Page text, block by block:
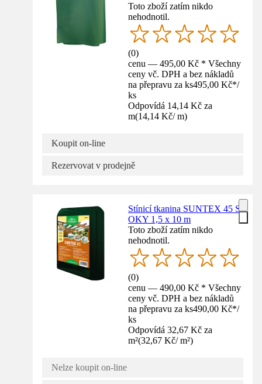
Toto zboží zatím nikdo
nehodnotil.
(0)
cenu — 495,00 Kč * Všechny
ceny vč. DPH a bez nákladů
na přepravu za ks495,00 Kč*/
ks
Odpovídá 14,14 Kč za
m(14,14 Kč/ m)
Koupit on-line
Rezervovat v prodejně
Stínicí tkanina SUNTEX 45 S
OKY 1,5 x 10 m
Toto zboží zatím nikdo
nehodnotil.
(0)
cenu — 490,00 Kč * Všechny
ceny vč. DPH a bez nákladů
na přepravu za ks490,00 Kč*/
ks
Odpovídá 32,67 Kč za
m²(32,67 Kč/ m²)
Nelze koupit on-line